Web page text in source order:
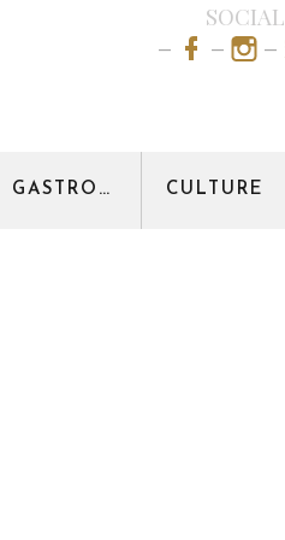
SOCIAL
GASTRONOMIE CULTURE